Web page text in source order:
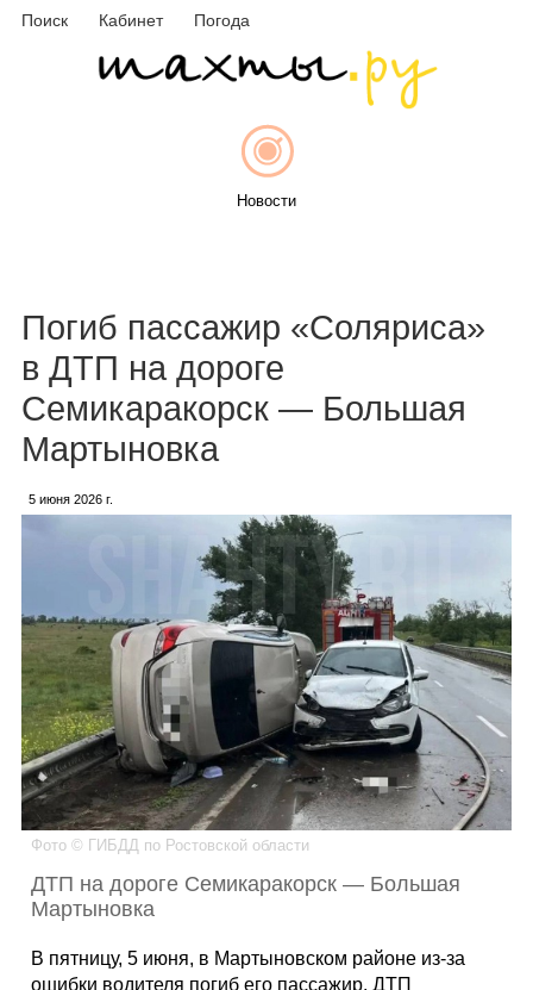
Поиск Кабинет Погода
Новости
Объявления
Каталог
Инфо
Гороскоп
Карты
Погиб пассажир «Соляриса»
в ДТП на дороге
Семикаракорск — Большая
Мартыновка
5 июня 2026 г.
Фото © ГИБДД по Ростовской области
ДТП на дороге Семикаракорск — Большая
Мартыновка
В пятницу, 5 июня, в Мартыновском районе из-за
ошибки водителя погиб его пассажир. ДТП